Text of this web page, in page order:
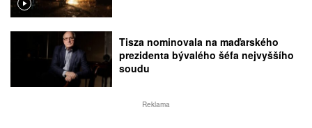
Tisza nominovala na maďarského
prezidenta bývalého šéfa nejvyššího
soudu
Reklama